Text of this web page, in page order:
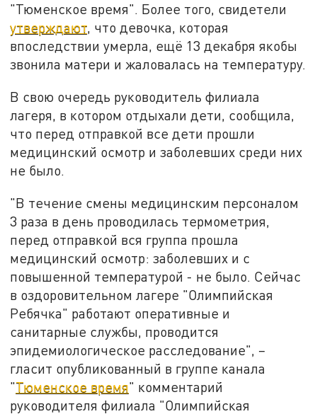
"Тюменское время". Более того, свидетели
утверждают, что девочка, которая
впоследствии умерла, ещё 13 декабря якобы
звонила матери и жаловалась на температуру.
В свою очередь руководитель филиала
лагеря, в котором отдыхали дети, сообщила,
что перед отправкой все дети прошли
медицинский осмотр и заболевших среди них
не было.
"В течение смены медицинским персоналом
3 раза в день проводилась термометрия,
перед отправкой вся группа прошла
медицинский осмотр: заболевших и с
повышенной температурой - не было. Сейчас
в оздоровительном лагере "Олимпийская
Ребячка" работают оперативные и
санитарные службы, проводится
эпидемиологическое расследование", –
гласит опубликованный в группе канала
"Тюменское время" комментарий
руководителя филиала "Олимпийская